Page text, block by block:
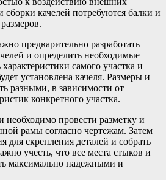
качелей потребуются балки и
предварительно разработать
и определить необходимые
самого участка и
установлена качеля. Размеры и
разными, в зависимости от
конкретного участка.
необходимо провести разметку и
рамы согласно чертежам. Затем
для скрепления деталей и собрать
учесть, что все места стыков и
максимально надежными и